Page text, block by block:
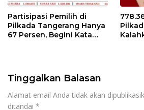
Partisipasi Pemilih di
Pilkada Tangerang Hanya
67 Persen, Begini Kata
Tinggalkan Balasan
Alamat email Anda tidak akan
ditandai *